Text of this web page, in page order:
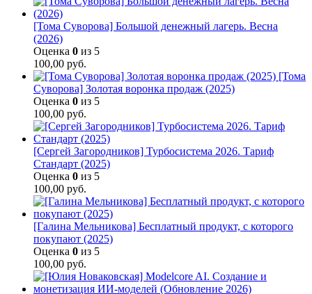
[Тома Суворова] Большой денежный лагерь. Весна
(2026)
Оценка 0 из 5
100,00 руб.
[Тома
Суворова] Золотая воронка продаж (2025)
Оценка 0 из 5
100,00 руб.
[Сергей Загородников] Турбосистема 2026. Тариф
Стандарт (2025)
Оценка 0 из 5
100,00 руб.
[Галина Мельникова] Бесплатный продукт, с которого
покупают (2025)
Оценка 0 из 5
100,00 руб.